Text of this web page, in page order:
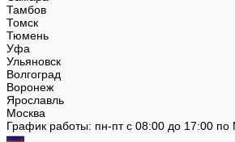
Тамбов
Томск
Тюмень
Уфа
Ульяновск
Волгоград
Воронеж
Ярославль
Москва
График работы: пн-пт с 08:00 до 17:00